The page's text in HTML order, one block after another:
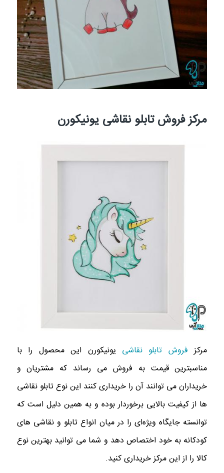
مرکز فروش تابلو نقاشی یونیکورن
مرکز فروش تابلو نقاشی یونیکورن این محصول را با
مناسبترین قیمت به فروش می رساند که مشتریان و
خریداران می ‌توانند آن را خریداری کنند این نوع تابلو نقاشی
ها از کیفیت بالایی برخوردار بوده و به همین دلیل است که
توانسته جایگاه ویژه‌ای را در میان انواع تابلو و نقاشی های
کودکانه به خود اختصاص دهد و شما می توانید بهترین نوع
کالا را از این مرکز خریداری کنید.